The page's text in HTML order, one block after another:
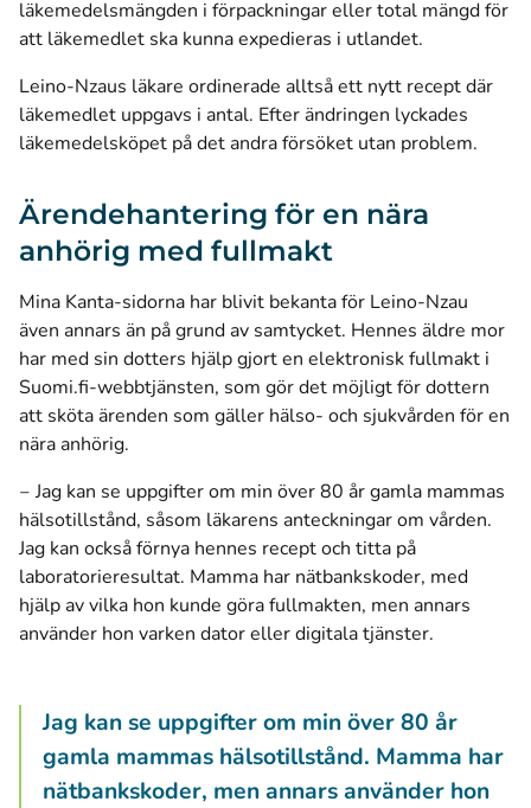
läkemedelsmängden i förpackningar eller total mängd för
att läkemedlet ska kunna expedieras i utlandet.
Leino-Nzaus läkare ordinerade alltså ett nytt recept där
läkemedlet uppgavs i antal. Efter ändringen lyckades
läkemedelsköpet på det andra försöket utan problem.
Ärendehantering för en nära
anhörig med fullmakt
Mina Kanta-sidorna har blivit bekanta för Leino-Nzau
även annars än på grund av samtycket. Hennes äldre mor
har med sin dotters hjälp gjort en elektronisk fullmakt i
Suomi.fi-webbtjänsten, som gör det möjligt för dottern
att sköta ärenden som gäller hälso- och sjukvården för en
nära anhörig.
‒ Jag kan se uppgifter om min över 80 år gamla mammas
hälsotillstånd, såsom läkarens anteckningar om vården.
Jag kan också förnya hennes recept och titta på
laboratorieresultat. Mamma har nätbankskoder, med
hjälp av vilka hon kunde göra fullmakten, men annars
använder hon varken dator eller digitala tjänster.
Jag kan se uppgifter om min över 80 år
gamla mammas hälsotillstånd. Mamma har
nätbankskoder, men annars använder hon